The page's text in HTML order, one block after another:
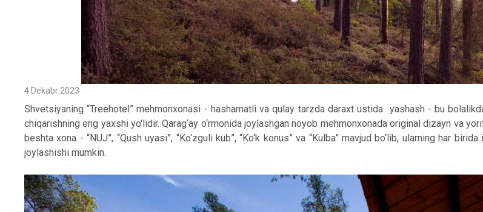
4 Dekabr 2023
Shvetsiyaning “Treehotel” mehmonxonasi - hashamatli va qulay tarzda daraxt ustida yashash - bu
chiqarishning eng yaxshi yo'lidir. Qarag‘ay o‘rmonida joylashgan noyob mehmonxonada original dizayn va
beshta xona - “NUJ”, “Qush uyasi”, “Ko‘zguli kub”, “Ko‘k konus” va “Kulba” mavjud bo‘lib, ularning har
joylashishi mumkin.